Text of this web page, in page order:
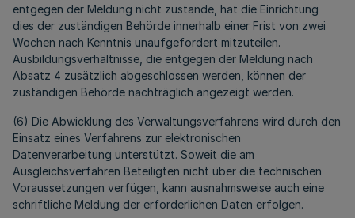
entgegen der Meldung nicht zustande, hat die Einrichtung
dies der zuständigen Behörde innerhalb einer Frist von zwei
Wochen nach Kenntnis unaufgefordert mitzuteilen.
Ausbildungsverhältnisse, die entgegen der Meldung nach
Absatz 4 zusätzlich abgeschlossen werden, können der
zuständigen Behörde nachträglich angezeigt werden.
(6) Die Abwicklung des Verwaltungsverfahrens wird durch den
Einsatz eines Verfahrens zur elektronischen
Datenverarbeitung unterstützt. Soweit die am
Ausgleichsverfahren Beteiligten nicht über die technischen
Voraussetzungen verfügen, kann ausnahmsweise auch eine
schriftliche Meldung der erforderlichen Daten erfolgen.